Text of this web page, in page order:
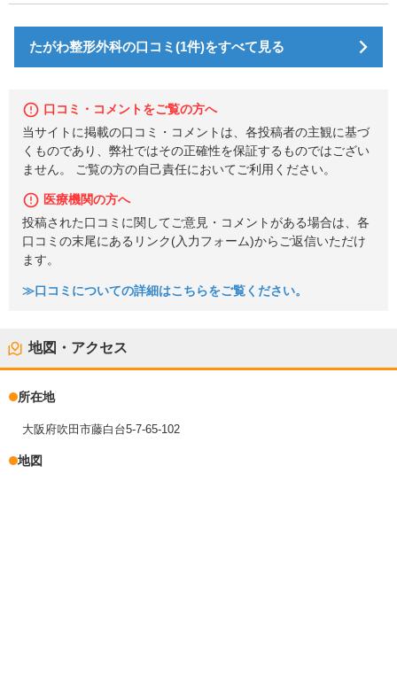
たがわ整形外科の口コミ(1件)をすべて見る
口コミ・コメントをご覧の方へ
当サイトに掲載の口コミ・コメントは、各投稿者の主観に基づ
くものであり、弊社ではその正確性を保証するものではござい
ません。 ご覧の方の自己責任においてご利用ください。
医療機関の方へ
投稿された口コミに関してご意見・コメントがある場合は、各
口コミの末尾にあるリンク(入力フォーム)からご返信いただけ
ます。
≫口コミについての詳細はこちらをご覧ください。
地図・アクセス
所在地
大阪府吹田市藤白台5-7-65-102
地図